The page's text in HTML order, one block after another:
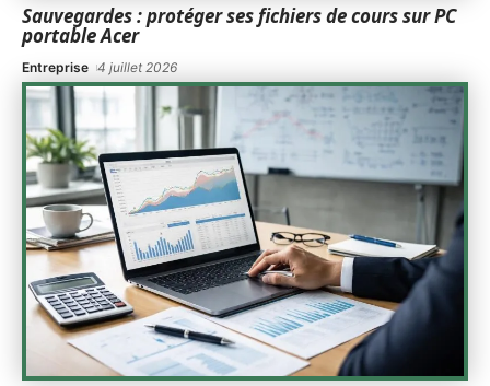
Sauvegardes : protéger ses fichiers de cours sur PC
portable Acer
Entreprise 4 juillet 2026